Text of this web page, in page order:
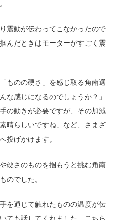
震動が伝わってこなかったので
んだときはモーターがすごく震
ものの硬さ」を感じ取る角南選
な感じになるのでしょうか？」
の動きが必要ですが、その加減
晴らしいですね」など、さまざ
投げかけます。
硬さのものを掴もうと挑む角南
のでした。
を通じて触れたものの温度が伝